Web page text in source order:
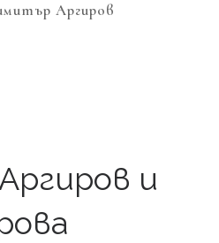
Аргиров
и